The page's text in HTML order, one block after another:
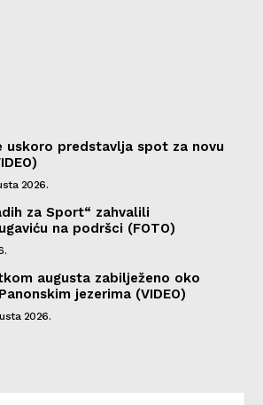
uskoro predstavlja spot za novu
2026.
za Sport“ zahvalili
na podršci (FOTO)
augusta zabilježeno oko
jezerima (VIDEO)
2026.